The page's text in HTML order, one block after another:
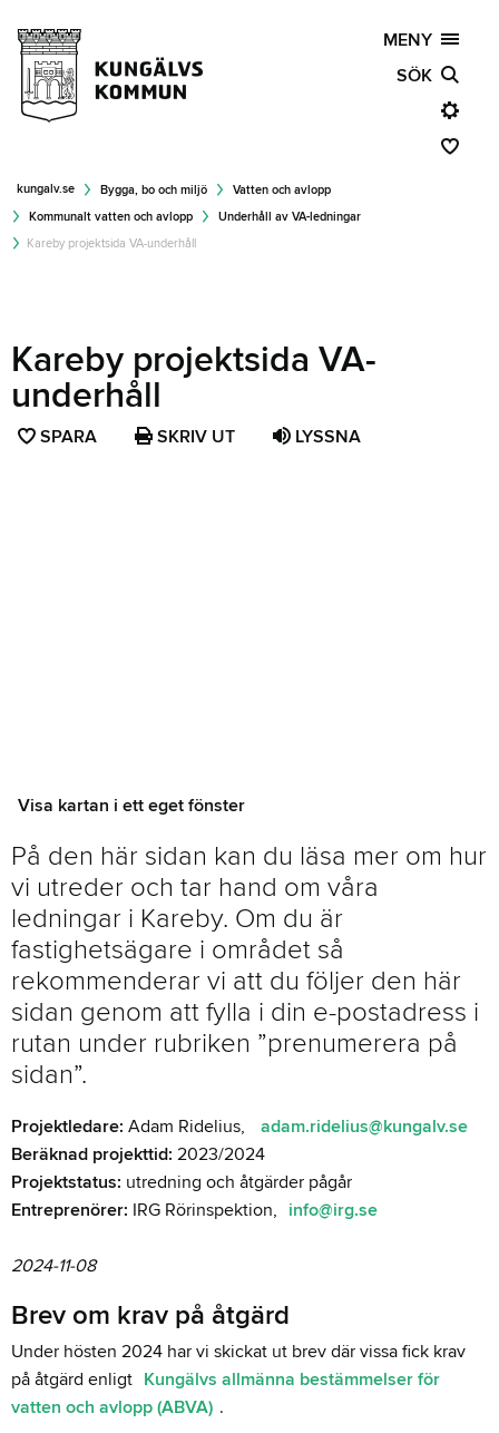
MENY
SÖK
kungalv.se Bygga, bo och miljö
Vatten och avlopp
Kommunalt vatten och avlopp
Underhåll av VA-ledningar
Kareby projektsida VA-underhåll
Kareby projektsida VA-
underhåll
SPARA SPARA SKRIV UT LYSSNA
Visa kartan i ett eget fönster
På den här sidan kan du läsa mer om hur
vi utreder och tar hand om våra
ledningar i Kareby. Om du är
fastighetsägare i området så
rekommenderar vi att du följer den här
sidan genom att fylla i din e-postadress i
rutan under rubriken ”prenumerera på
sidan”.
Projektledare: Adam Ridelius,
adam.ridelius@kungalv.se
Beräknad projekttid: 2023/2024
Projektstatus: utredning och åtgärder pågår
Entreprenörer: IRG Rörinspektion, info@irg.se
2024-11-08
Brev om krav på åtgärd
Under hösten 2024 har vi skickat ut brev där vissa fick krav
på åtgärd enligt Kungälvs allmänna bestämmelser för
vatten och avlopp (ABVA) .